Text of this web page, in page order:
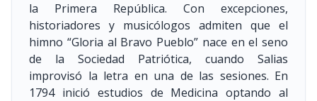
la Primera República. Con excepciones,
historiadores y musicólogos admiten que el
himno “Gloria al Bravo Pueblo” nace en el seno
de la Sociedad Patriótica, cuando Salias
improvisó la letra en una de las sesiones. En
1794 inició estudios de Medicina optando al